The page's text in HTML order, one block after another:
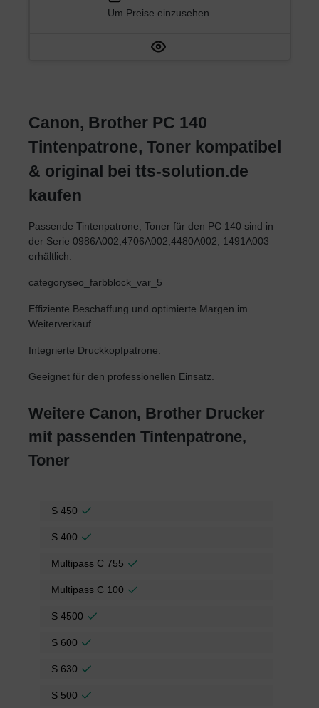
Um Preise einzusehen
Canon, Brother PC 140
Tintenpatrone, Toner kompatibel
& original bei tts-solution.de
kaufen
Passende Tintenpatrone, Toner für den PC 140 sind in
der Serie 0986A002,4706A002,4480A002, 1491A003
erhältlich.
categoryseo_farbblock_var_5
Effiziente Beschaffung und optimierte Margen im
Weiterverkauf.
Integrierte Druckkopfpatrone.
Geeignet für den professionellen Einsatz.
Weitere Canon, Brother Drucker
mit passenden Tintenpatrone,
Toner
S 450
S 400
Multipass C 755
Multipass C 100
S 4500
S 600
S 630
S 500